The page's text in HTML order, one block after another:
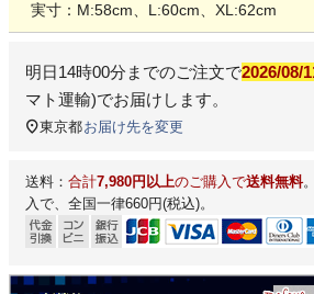
実寸：M:58cm、L:60cm、XL:62cm
明日14時00分 までのご注文で2026/08/
マト運輸)でお届けします。
東京都お届け先を変更
送料： 合計7,980円以上のご購入で送料無料
入で、全国一律660円(税込)。